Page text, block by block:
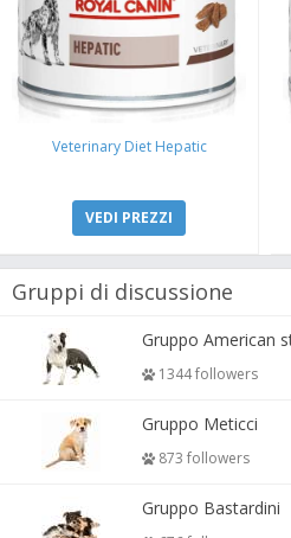
Veterinary Diet Hepatic
VEDI PREZZI
Gruppi di discussione
1344 followers
Gruppo Meticci
873 followers
Gruppo Bastardini